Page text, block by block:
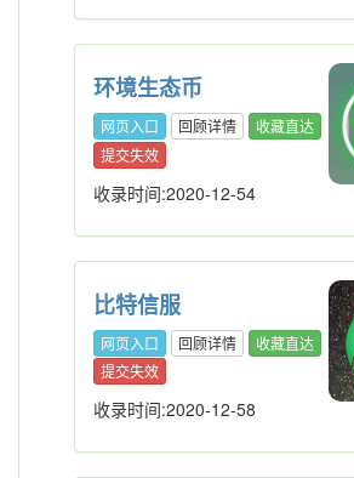
环境生态币
网页入口 回顾详情
收藏直达
提交失效
收录时间:2020-12-54
比特信服
网页入口 回顾详情
收藏直达
提交失效
收录时间:2020-12-58